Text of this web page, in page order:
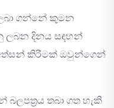
ගන්නේ කුමන
ලබන දිනය සඳහන්
කිරීමක් ඔවුන්ගෙන්
තබා ගත හැකි